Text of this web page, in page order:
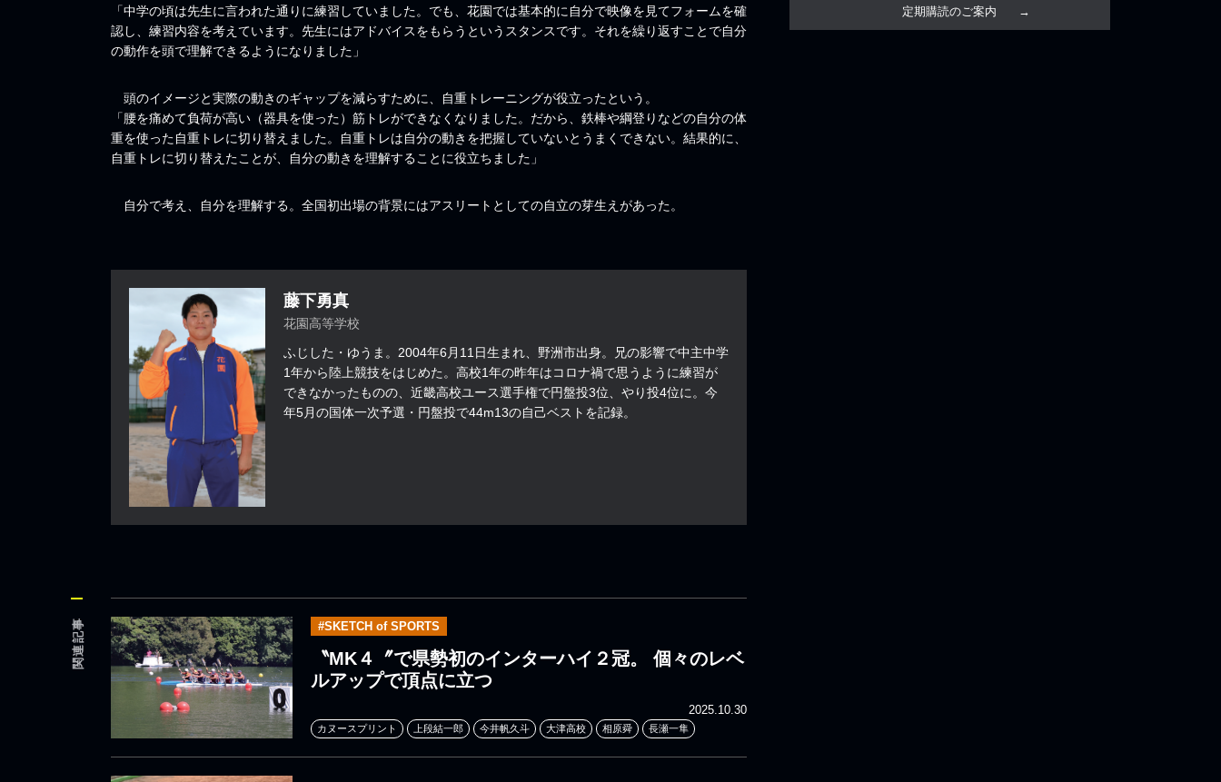
「中学の頃は先生に言われた通りに練習していました。でも、花園では基本的に自分で映像を見てフォームを確
認し、練習内容を考えています。先生にはアドバイスをもらうというスタンスです。それを繰り返すことで自分
の動作を頭で理解できるようになりました」
頭のイメージと実際の動きのギャップを減らすために、自重トレーニングが役立ったという。
「腰を痛めて負荷が高い（器具を使った）筋トレができなくなりました。だから、鉄棒や綱登りなどの自分の体
重を使った自重トレに切り替えました。自重トレは自分の動きを把握していないとうまくできない。結果的に、
自重トレに切り替えたことが、自分の動きを理解することに役立ちました」
自分で考え、自分を理解する。全国初出場の背景にはアスリートとしての自立の芽生えがあった。
藤下勇真
花園高等学校
ふじした・ゆうま。2004年6月11日生まれ、野洲市出身。兄の影響で中主中学
1年から陸上競技をはじめた。高校1年の昨年はコロナ禍で思うように練習が
できなかったものの、近畿高校ユース選手権で円盤投3位、やり投4位に。今
年5月の国体一次予選・円盤投で44m13の自己ベストを記録。
関連記事 #SKETCH of SPORTS
〝MK４〞で県勢初のインターハイ２冠。 個々のレベ
ルアップで頂点に立つ
2025.10.30
カヌースプリント 上段結一郎 今井帆久斗 大津高校 相原舜 長瀬一隼
定期購読のご案内